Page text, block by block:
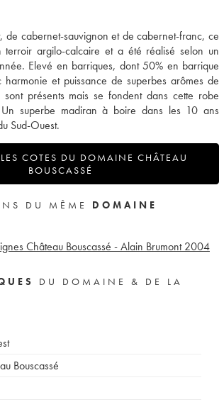
de cabernet-sauvignon et de cabernet-franc, ce
terroir argilo-calcaire et a été réalisé selon un
Elevé en barriques, dont 50% en barrique
et puissance de superbes arômes de
sont présents mais se fondent dans cette robe
superbe madiran à boire dans les 10 ans
Sud-Ouest.
COTES DU DOMAINE CHÂTEAU
BOUSCASSÉ
DU MÊME DOMAINE
Château Bouscassé - Alain Brumont 2004
DU DOMAINE & DE LA
Bouscassé